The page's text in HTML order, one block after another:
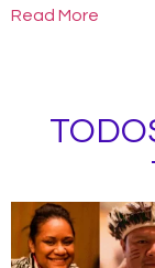
Read More